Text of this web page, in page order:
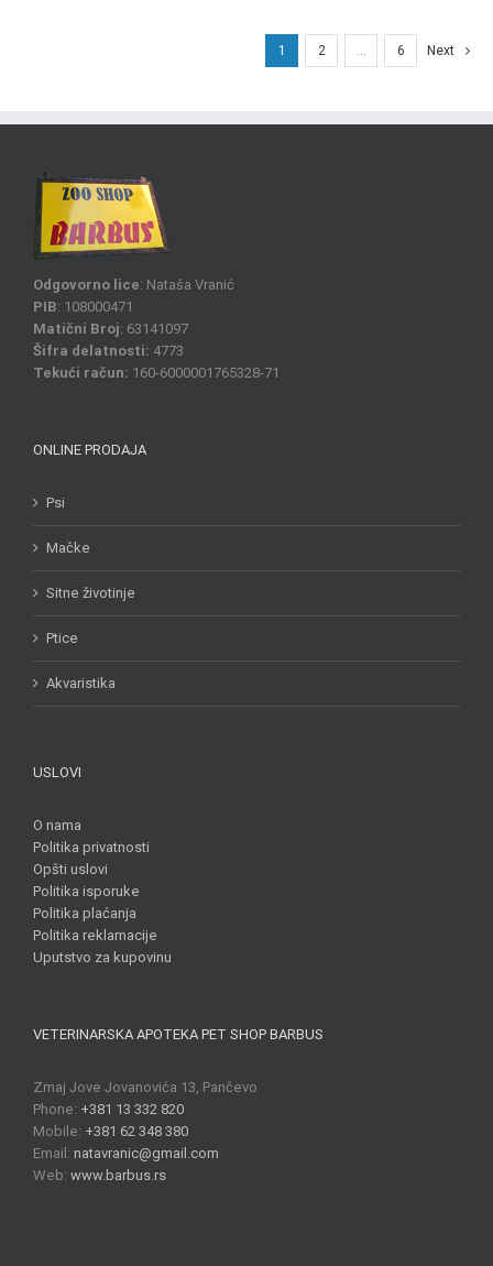
1 2 … 6 Next
Odgovorno lice: Nataša Vranić
PIB: 108000471
Matični Broj: 63141097
Šifra delatnosti: 4773
Tekući račun: 160-6000001765328-71
ONLINE PRODAJA
Psi
Mačke
Sitne životinje
Ptice
Akvaristika
USLOVI
O nama
Politika privatnosti
Opšti uslovi
Politika isporuke
Politika plaćanja
Politika reklamacije
Uputstvo za kupovinu
VETERINARSKA APOTEKA PET SHOP BARBUS
Zmaj Jove Jovanovića 13, Pančevo
Phone: +381 13 332 820
Mobile: +381 62 348 380
Email: natavranic@gmail.com
Web: www.barbus.rs